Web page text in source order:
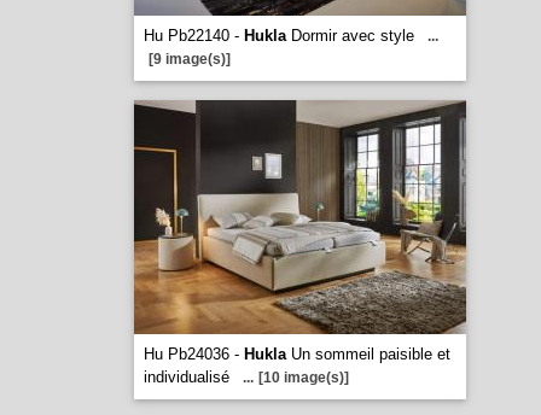
Hu Pb22140 - HuklaDormir avec style
...
[9 image(s)]
Hu Pb24036 - HuklaUn sommeil paisible et
individualisé
... [10 image(s)]